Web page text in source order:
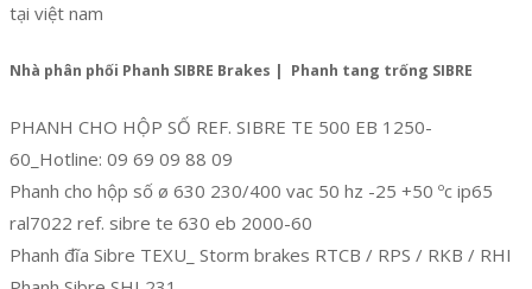
tại việt nam
Nhà phân phối Phanh SIBRE Brakes | Phanh tang trống SIBRE
PHANH CHO HỘP SỐ REF. SIBRE TE 500 EB 1250-
60_Hotline: 09 69 09 88 09
Phanh cho hộp số ø 630 230/400 vac 50 hz -25 +50 ºc ip65
ral7022 ref. sibre te 630 eb 2000-60
Phanh đĩa Sibre TEXU_ Storm brakes RTCB / RPS / RKB / RHI